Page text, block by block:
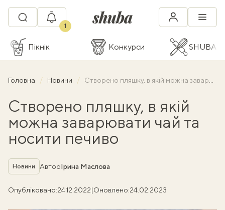
1
Пікнік Конкурси SHUBA
Головна Новини Створено пляшку, в якій можна заварювати чай та носити печиво
Створено пляшку, в якій
можна заварювати чай та
носити печиво
Рубрика
Новини АвторІрина Маслова
Опубліковано:24.12.2022|Оновлено:24.02.2023